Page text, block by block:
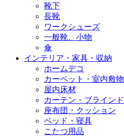
靴下
長靴
ワークシューズ
一般靴、小物
傘
インテリア・家具・収納
ホームデコ
カーペット・室内敷物
屋内床材
カーテン・ブラインド
座布団・クッション
ベッド・寝具
こたつ用品